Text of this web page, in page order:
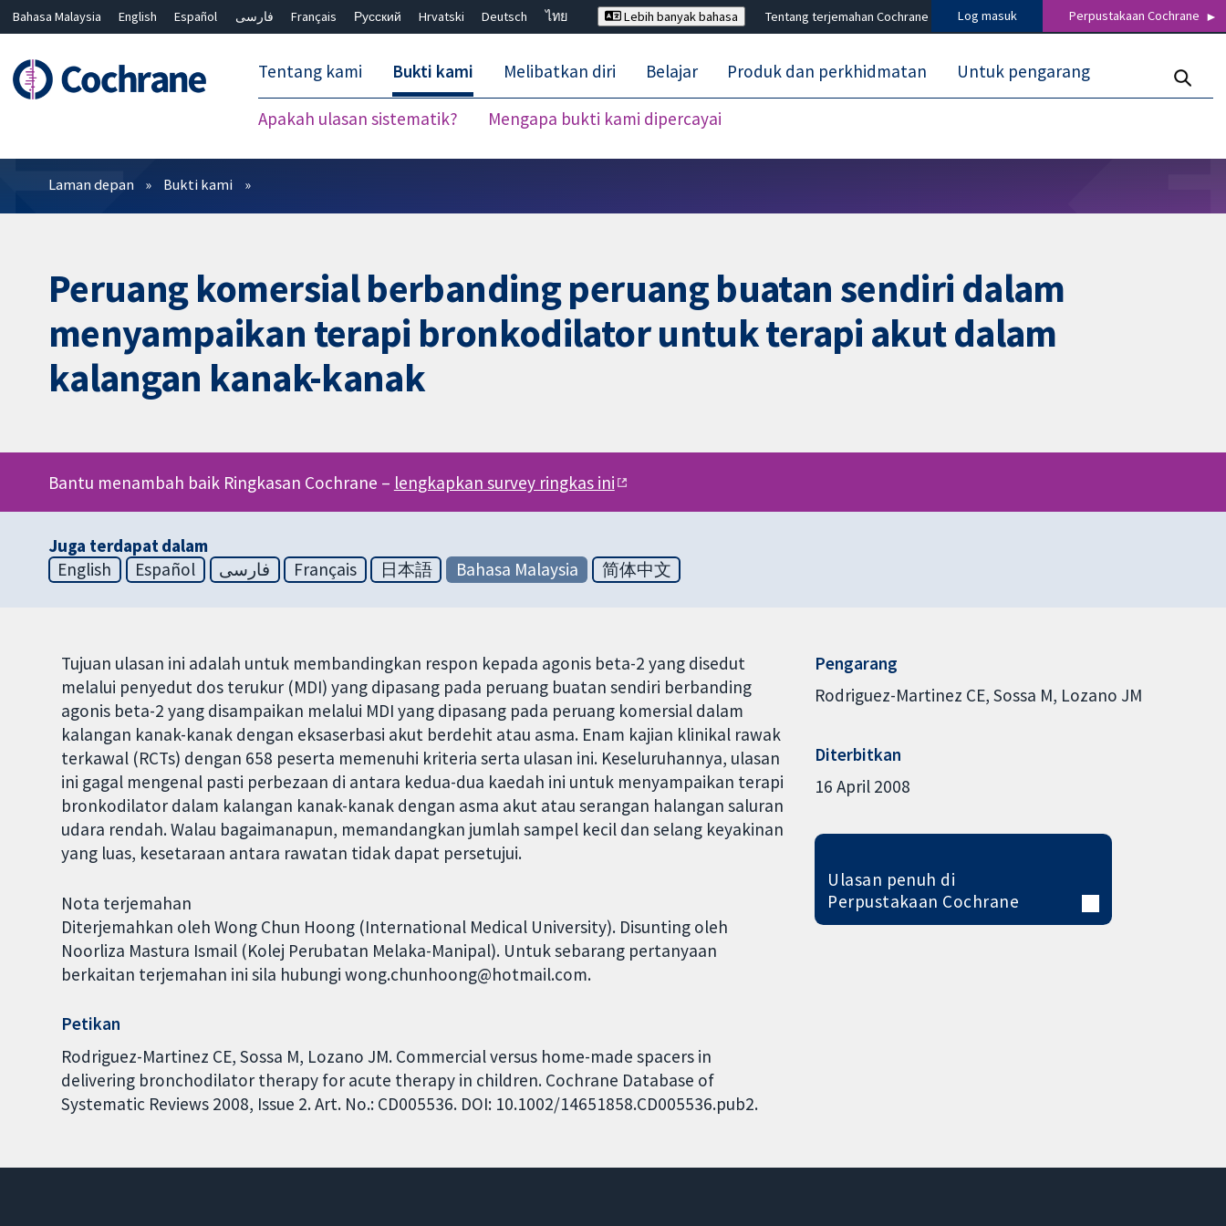
Bahasa Malaysia English Español فارسی Français Русский Hrvatski Deutsch
ไทย
Lebih banyak bahasa Tentang terjemahan Cochrane Log masuk Perpustakaan Cochrane
Tentang kami Bukti kami
Apakah ulasan sistematik? Mengapa bukti kami dipercayai
Melibatkan diri Belajar Produk dan perkhidmatan Untuk pengarang
Penapis
Laman depan Bukti kami
Peruang komersial berbanding peruang buatan sendiri dalam
menyampaikan terapi bronkodilator untuk terapi akut dalam
kalangan kanak-kanak
Bantu menambah baik Ringkasan Cochrane – lengkapkan survey ringkas ini
Juga terdapat dalam
English
Español فارسی Français 日本語 Bahasa Malaysia 简体中文
Tujuan ulasan ini adalah untuk membandingkan respon kepada agonis beta-2 yang disedut
melalui penyedut dos terukur (MDI) yang dipasang pada peruang buatan sendiri berbanding
agonis beta-2 yang disampaikan melalui MDI yang dipasang pada peruang komersial dalam
kalangan kanak-kanak dengan eksaserbasi akut berdehit atau asma. Enam kajian klinikal rawak
terkawal (RCTs) dengan 658 peserta memenuhi kriteria serta ulasan ini. Keseluruhannya, ulasan
ini gagal mengenal pasti perbezaan di antara kedua-dua kaedah ini untuk menyampaikan terapi
bronkodilator dalam kalangan kanak-kanak dengan asma akut atau serangan halangan saluran
udara rendah. Walau bagaimanapun, memandangkan jumlah sampel kecil dan selang keyakinan
yang luas, kesetaraan antara rawatan tidak dapat persetujui.
Nota terjemahan
Diterjemahkan oleh Wong Chun Hoong (International Medical University). Disunting oleh
Noorliza Mastura Ismail (Kolej Perubatan Melaka-Manipal). Untuk sebarang pertanyaan
berkaitan terjemahan ini sila hubungi wong.chunhoong@hotmail.com.
Petikan
Rodriguez-Martinez CE, Sossa M, Lozano JM. Commercial versus home-made spacers in
delivering bronchodilator therapy for acute therapy in children. Cochrane Database of
Systematic Reviews 2008, Issue 2. Art. No.: CD005536. DOI: 10.1002/14651858.CD005536.pub2.
Pengarang
Rodriguez-Martinez CE Sossa M Lozano JM
Diterbitkan
16 April 2008
Ulasan penuh di
Perpustakaan Cochrane